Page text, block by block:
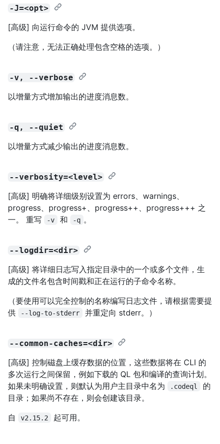
-J=<opt>
[高级] 向运行命令的 JVM 提供选项。
（请注意，无法正确处理包含空格的选项。）
-v, --verbose
以增量方式增加输出的进度消息数。
-q, --quiet
以增量方式减少输出的进度消息数。
--verbosity=<level>
[高级] 明确将详细级别设置为 errors、warnings、
progress、progress+、progress++、progress+++ 之
一。 重写
-v 和 -q 。
--logdir=<dir>
[高级] 将详细日志写入指定目录中的一个或多个文件，生
成的文件名包含时间戳和正在运行的子命令名称。
（要使用可以完全控制的名称编写日志文件，请根据需要提
供
--log-to-stderr 并重定向 stderr。）
--common-caches=<dir>
[高级] 控制磁盘上缓存数据的位置，这些数据将在 CLI 的
多次运行之间保留，例如下载的 QL 包和编译的查询计划。
如果未明确设置，则默认为用户主目录中名为
.codeql
的
目录；如果尚不存在，则会创建该目录。
自
v2.15.2 起可用。